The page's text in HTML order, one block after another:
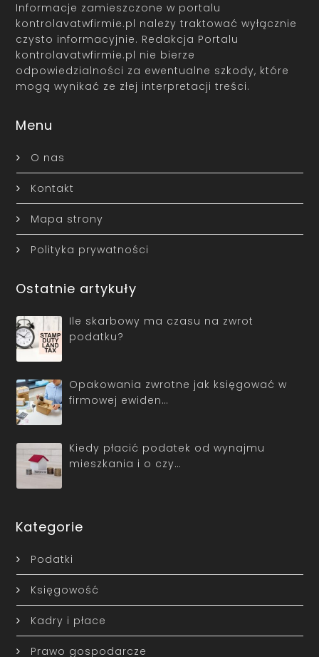
Informacje zamieszczone w portalu
kontrolavatwfirmie.pl należy traktować wyłącznie
czysto informacyjnie. Redakcja Portalu
kontrolavatwfirmie.pl nie bierze
odpowiedzialności za ewentualne szkody, które
mogą wynikać ze złej interpretacji treści.
Menu
O nas
Kontakt
Mapa strony
Polityka prywatności
Ostatnie artykuły
Ile skarbowy ma czasu na zwrot
podatku?
Opakowania zwrotne jak księgować w
firmowej ewiden…
Kiedy płacić podatek od wynajmu
mieszkania i o czy…
Kategorie
Podatki
Księgowość
Kadry i płace
Prawo gospodarcze